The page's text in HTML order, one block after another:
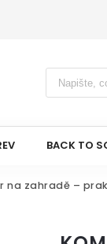
BACK TO
na zahradě –